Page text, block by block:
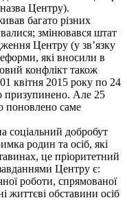
Центру).
багато різних
змінювався штат
Центру (у зв’язку
які вносили в
конфлікт також
квітня 2015 року по 24
призупинено. Але 25
поновлено саме
соціальний добробут
родин та осіб, які
це пріоритетний
Центру є:
роботи, спрямованої
життєві обставини осіб